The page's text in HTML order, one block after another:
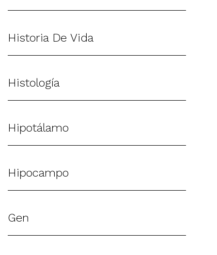
Historia De Vida
Histología
Hipotálamo
Hipocampo
Gen